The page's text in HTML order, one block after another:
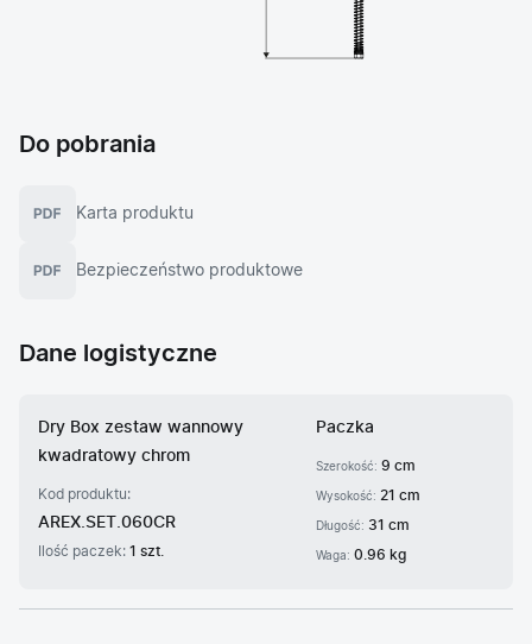
Do pobrania
Karta produktu
Bezpieczeństwo produktowe
Dane logistyczne
Dry Box zestaw wannowy
kwadratowy chrom
Kod produktu:
AREX.SET.060CR
Ilość paczek: 1 szt.
Paczka
Szerokość:9 cm
Wysokość:21 cm
Długość: 31 cm
Waga:0.96 kg